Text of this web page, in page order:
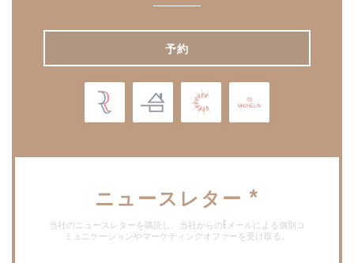
予約
ニュースレター *
当社のニュースレターを購読し、当社からのEメールによる個別コ
ミュニケーションやマーケティングオファーを受け取る。